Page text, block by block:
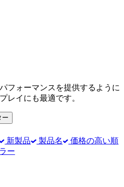
フォーマンスを提供するように
レイにも最適です。
ー
新製品 製品名
価格の高い順
ー